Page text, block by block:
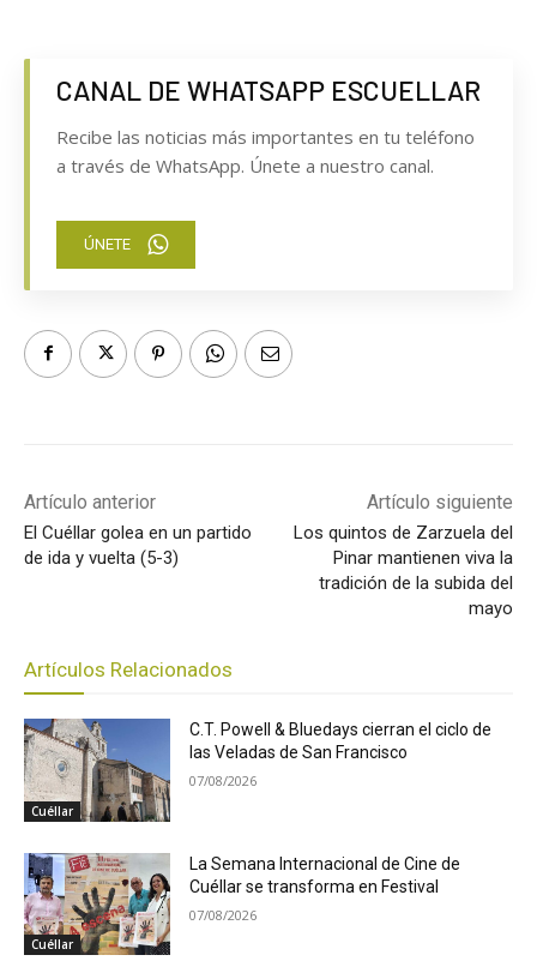
CANAL DE WHATSAPP ESCUELLAR
Recibe las noticias más importantes en tu teléfono
a través de WhatsApp. Únete a nuestro canal.
ÚNETE
Artículo anterior
El Cuéllar golea en un partido
de ida y vuelta (5-3)
Artículo siguiente
Los quintos de Zarzuela del
Pinar mantienen viva la
tradición de la subida del
mayo
Artículos Relacionados
Cuéllar
C.T. Powell & Bluedays cierran el ciclo de
las Veladas de San Francisco
07/08/2026
Cuéllar
La Semana Internacional de Cine de
Cuéllar se transforma en Festival
07/08/2026